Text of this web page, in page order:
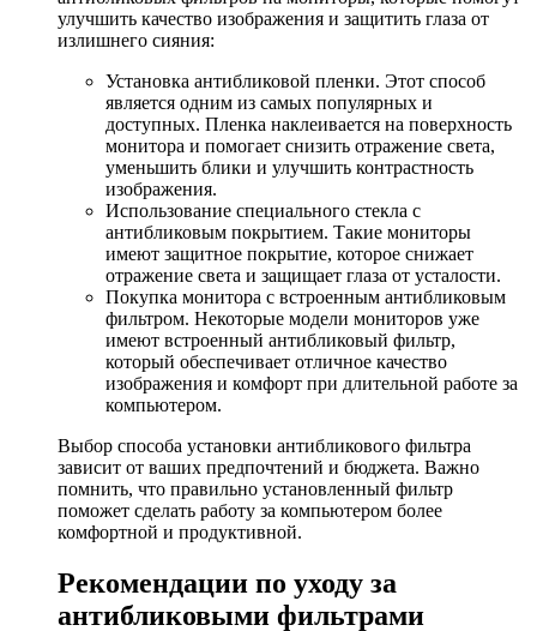
улучшить качество изображения и защитить глаза от
излишнего сияния:
Установка антибликовой пленки. Этот способ
является одним из самых популярных и
доступных. Пленка наклеивается на поверхность
монитора и помогает снизить отражение света,
уменьшить блики и улучшить контрастность
изображения.
Использование специального стекла с
антибликовым покрытием. Такие мониторы
имеют защитное покрытие, которое снижает
отражение света и защищает глаза от усталости.
Покупка монитора с встроенным антибликовым
фильтром. Некоторые модели мониторов уже
имеют встроенный антибликовый фильтр,
который обеспечивает отличное качество
изображения и комфорт при длительной работе за
компьютером.
Выбор способа установки антибликового фильтра
зависит от ваших предпочтений и бюджета. Важно
помнить, что правильно установленный фильтр
поможет сделать работу за компьютером более
комфортной и продуктивной.
Рекомендации по уходу за
антибликовыми фильтрами